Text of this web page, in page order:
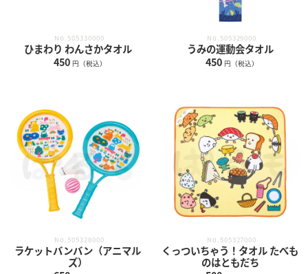
No.505330000
ひまわり わんさかタオル
450 円（税込）
No.505329000
うみの運動会タオル
450 円（税込）
No.505328000
ラケットバンバン（アニマル
ズ）
No.505327000
くっついちゃう！タオル たべも
のはともだち